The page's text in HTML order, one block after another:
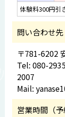
体験料300円引
問い合わせ先
〒781-6202
Tel: 080-
2007
Mail:
営業時間（予